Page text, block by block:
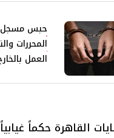
حبس مسجل
المحررات
العمل